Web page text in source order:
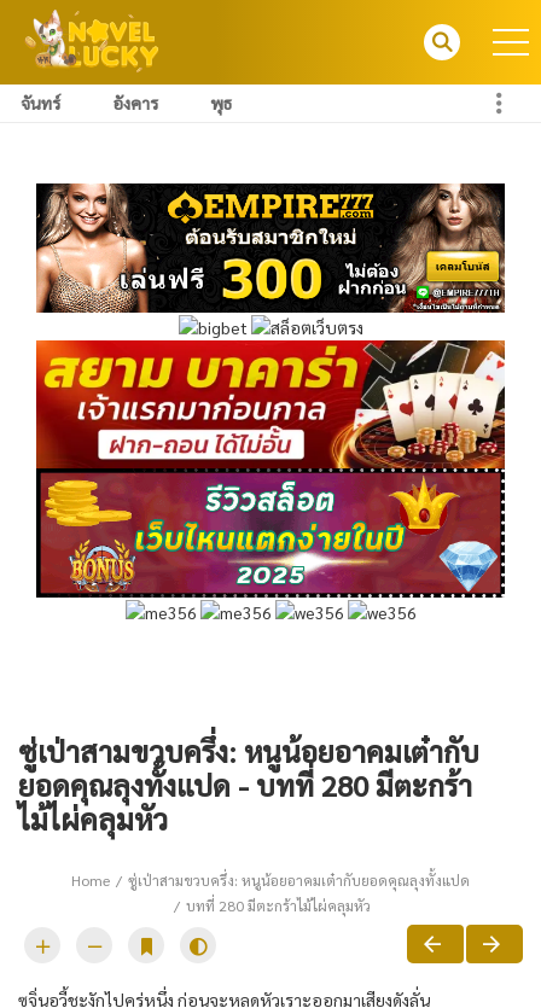
จันทร์ อังคาร พุธ
ซู่เป่าสามขวบครึ่ง: หนูน้อยอาคมเต๋ากับ
ยอดคุณลุงทั้งแปด - บทที่ 280 มีตะกร้า
ไม้ไผ่คลุมหัว
Home
ซู่เป่าสามขวบครึ่ง: หนูน้อยอาคมเต๋ากับยอดคุณลุงทั้งแปด
บทที่ 280 มีตะกร้าไม้ไผ่คลุมหัว
ซูจิ่นอวี้ชะงักไปครู่หนึ่ง ก่อนจะหลุดหัวเราะออกมาเสียงดังลั่น